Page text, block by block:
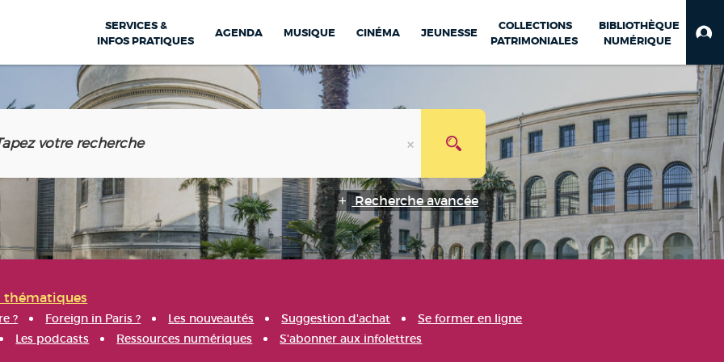
SERVICES &
INFOS PRATIQUES
AGENDA MUSIQUE CINÉMA JEUNESSE
COLLECTIONS
PATRIMONIALES
BIBLIOTHÈQUE
NUMÉRIQUE
Recherche avancée
thématiques
? Foreign in Paris ? Les nouveautés Suggestion d'achat
Se former en ligne
Les podcasts Ressources numériques S'abonner aux infolettres